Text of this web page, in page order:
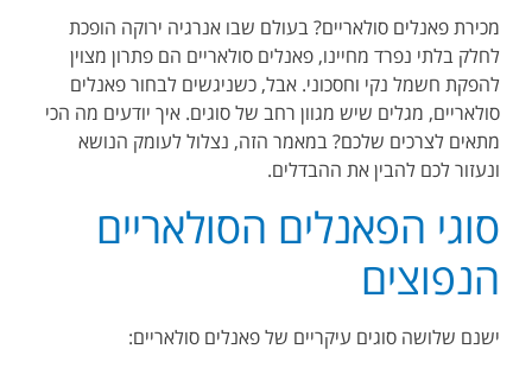
מכירת פאנלים סולאריים? בעולם שבו אנרגיה ירוקה הופכת
לחלק בלתי נפרד מחיינו, פאנלים סולאריים הם פתרון מצוין
להפקת חשמל נקי וחסכוני. אבל, כשניגשים לבחור פאנלים
סולאריים, מגלים שיש מגוון רחב של סוגים. איך יודעים מה הכי
מתאים לצרכים שלכם? במאמר הזה, נצלול לעומק הנושא
ונעזור לכם להבין את ההבדלים.
סוגי הפאנלים הסולאריים
הנפוצים
ישנם שלושה סוגים עיקריים של פאנלים סולאריים: